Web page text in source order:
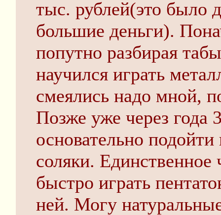
тыс. рублей(это было
большие деньги).
попутно разбирая
научился играть
смеялись надо мной,
Позже уже через года
основательно
соляки. Единственное
быстро играть
ней. Могу